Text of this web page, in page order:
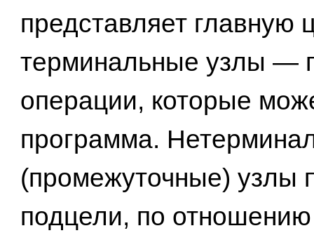
представляет главную
терминальные узлы —
операции, которые
программа.
(промежуточные) узлы
подцели, по